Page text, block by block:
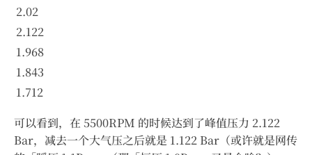
2.02
2.122
1.968
1.843
1.712
可以看到，在 5500RPM 的时候达到了峰值压力 2.122
Bar，减去一个大气压之后就是 1.122 Bar（或许就是网传